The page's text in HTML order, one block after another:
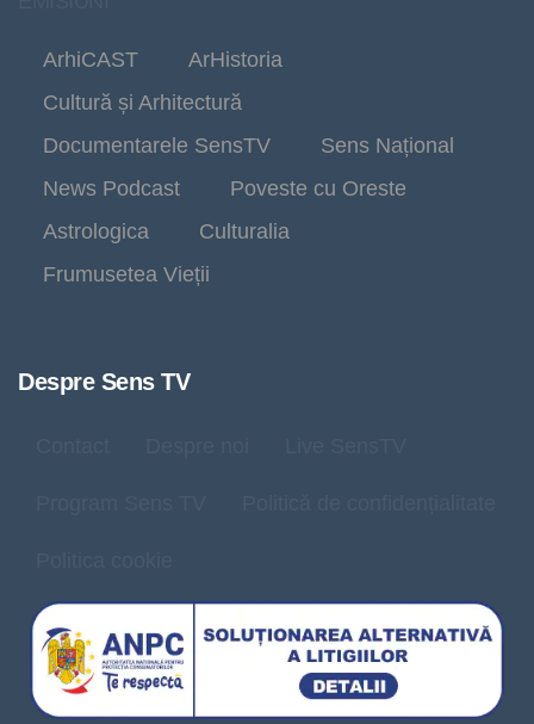
ArhiCAST
ArHistoria
Cultură și Arhitectură
Documentarele SensTV
Sens Național
News Podcast
Poveste cu Oreste
Astrologica
Culturalia
Frumusetea Vieții
Despre Sens TV